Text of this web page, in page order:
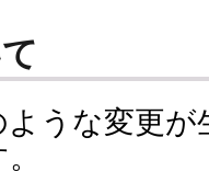
うな変更